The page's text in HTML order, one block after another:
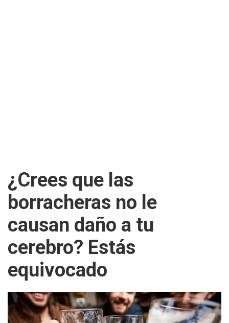
¿Crees que las
borracheras no le
causan daño a tu
cerebro? Estás
equivocado